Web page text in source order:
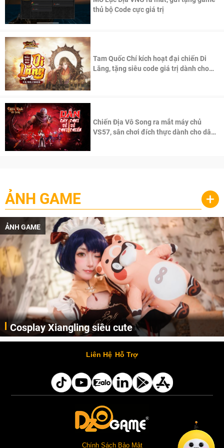
thủ bộ Code cực giá trị
Tam Quốc Chí kích hoạt đại chiến Di
Lăng, tặng siêu code giá trị dành cho
Chiến Địa Vô Song ra mắt máy chủ
VS57, sân chơi đích thực dành cho dân
ẢNH GAME +
ẢNH GAME
Cosplay Xiangling siêu cute
Cùng thưởng thức những hình ảnh cosplay Xiangling trong Genshin Impact siêu dễ thương của người dùng Weibo "阿包也是兔娘"
Liên Hệ Hỗ Trợ
Chính Sách Bảo Mật